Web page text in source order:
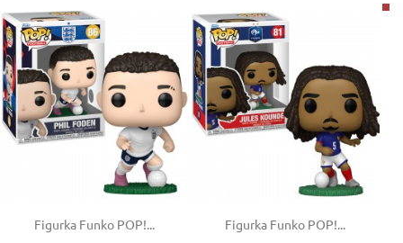
Figurka Funko POP!... Figurka Funko POP!...